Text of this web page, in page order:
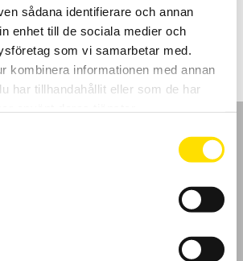
sådana identifierare och annan
enhet till de sociala medier och
som vi samarbetar med.
kombinera informationen med annan
har tillhandahållit eller som de har
kr LÄS MER